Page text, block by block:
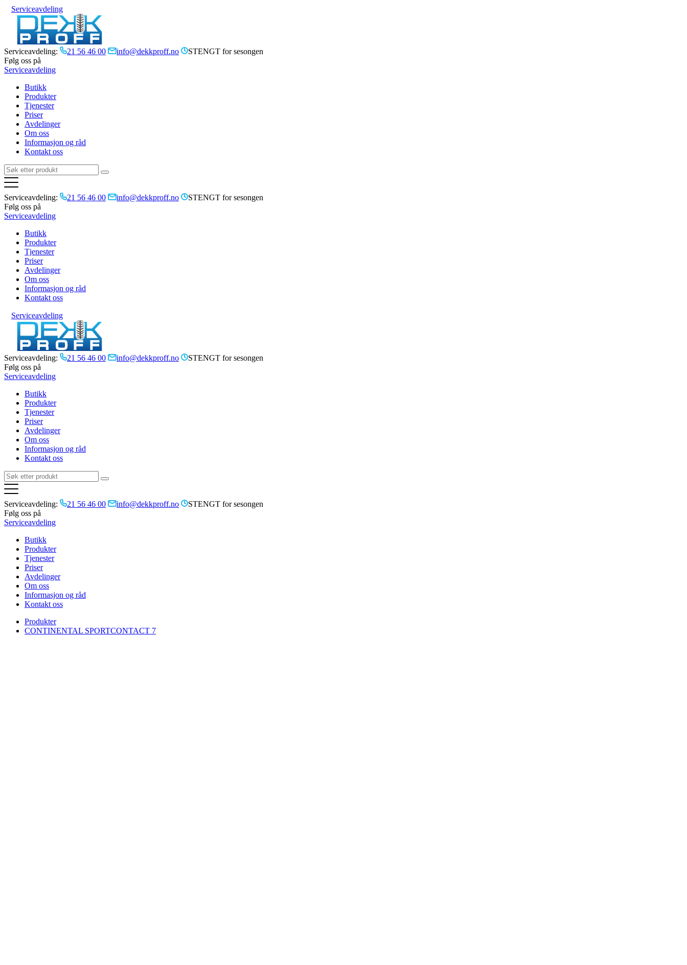
Serviceavdeling
Serviceavdeling: 21 56 46 00 info@dekkproff.no
STENGT for sesongen
Følg oss på
Serviceavdeling
Butikk
Produkter
Tjenester
Priser
Avdelinger
Om oss
Informasjon og råd
Kontakt oss
Serviceavdeling: 21 56 46 00 info@dekkproff.no
STENGT for sesongen
Følg oss på
Serviceavdeling
Butikk
Produkter
Tjenester
Priser
Avdelinger
Om oss
Informasjon og råd
Kontakt oss
Serviceavdeling
Serviceavdeling: 21 56 46 00 info@dekkproff.no
STENGT for sesongen
Følg oss på
Serviceavdeling
Butikk
Produkter
Tjenester
Priser
Avdelinger
Om oss
Informasjon og råd
Kontakt oss
Serviceavdeling: 21 56 46 00 info@dekkproff.no
STENGT for sesongen
Følg oss på
Serviceavdeling
Butikk
Produkter
Tjenester
Priser
Avdelinger
Om oss
Informasjon og råd
Kontakt oss
Produkter
CONTINENTAL SPORTCONTACT 7